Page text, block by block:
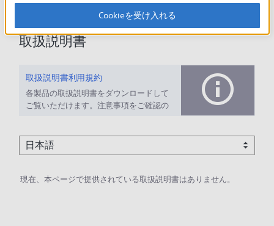
取扱説明書
取扱説明書利用規約
各製品の取扱説明書をダウンロードして
ご覧いただけます。注意事項をご確認の
現在、本ページで提供されている取扱説明書はありません。
Cookieを受け入れる